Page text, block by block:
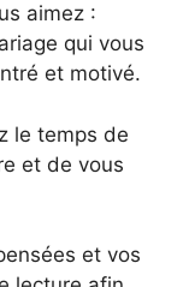
aimez :
qui vous
et motivé.
le temps de
et de vous
et vos